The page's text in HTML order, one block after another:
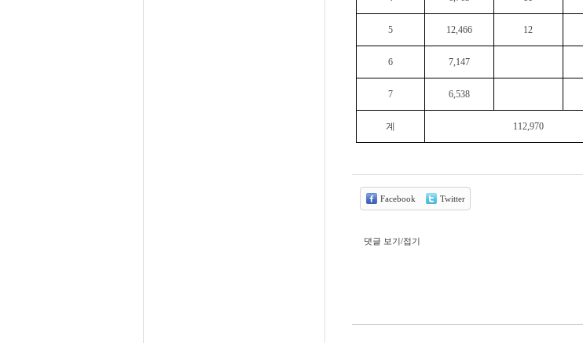
5 12,466 12
6 7,147
7 6,538
계 112,970
Facebook Twitter
댓글 보기/접기